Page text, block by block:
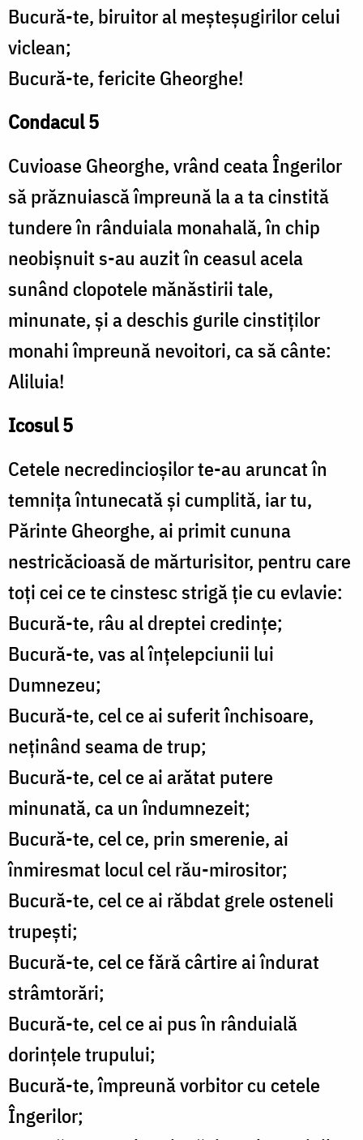
Bucură-te, biruitor al meșteșugirilor celui
viclean;
Bucură-te, fericite Gheorghe!
Condacul 5
Cuvioase Gheorghe, vrând ceata Îngerilor
să prăznuiască împreună la a ta cinstită
tundere în rânduiala monahală, în chip
neobișnuit s-au auzit în ceasul acela
sunând clopotele mănăstirii tale,
minunate, și a deschis gurile cinstiților
monahi împreună nevoitori, ca să cânte:
Aliluia!
Icosul 5
Cetele necredincioșilor te-au aruncat în
temnița întunecată și cumplită, iar tu,
Părinte Gheorghe, ai primit cununa
nestricăcioasă de mărturisitor, pentru care
toți cei ce te cinstesc strigă ție cu evlavie:
Bucură-te, râu al dreptei credințe;
Bucură-te, vas al înțelepciunii lui
Dumnezeu;
Bucură-te, cel ce ai suferit închisoare,
neținând seama de trup;
Bucură-te, cel ce ai arătat putere
minunată, ca un îndumnezeit;
Bucură-te, cel ce, prin smerenie, ai
înmiresmat locul cel rău-mirositor;
Bucură-te, cel ce ai răbdat grele osteneli
trupești;
Bucură-te, cel ce fără cârtire ai îndurat
strâmtorări;
Bucură-te, cel ce ai pus în rânduială
dorințele trupului;
Bucură-te, împreună vorbitor cu cetele
Îngerilor;